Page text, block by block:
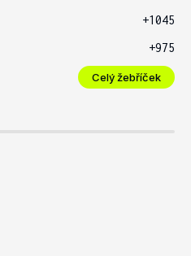
+1045
+975
Celý žebříček